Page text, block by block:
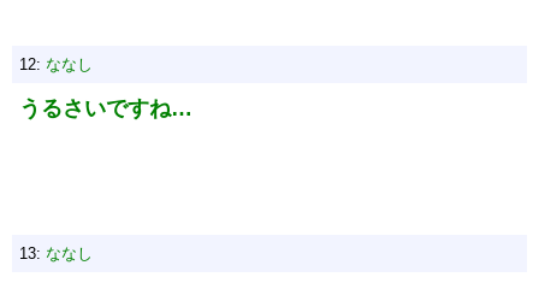
12: ななし
うるさいですね…
13: ななし